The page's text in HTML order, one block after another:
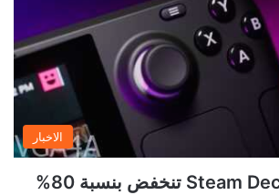
الاخبار
مبيعات Steam Deck تنخفض بنسبة 80%